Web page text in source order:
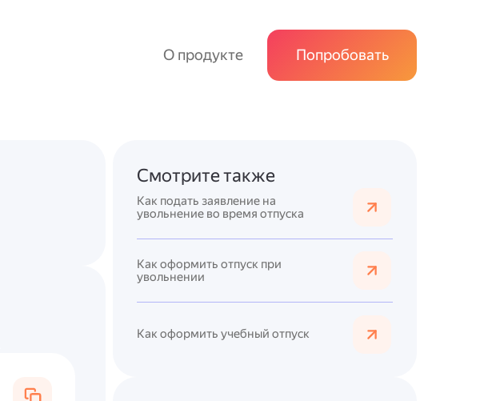
О продукте Попробовать
Смотрите также
Как подать заявление на
увольнение во время отпуска
Как оформить отпуск при
увольнении
Как оформить учебный отпуск